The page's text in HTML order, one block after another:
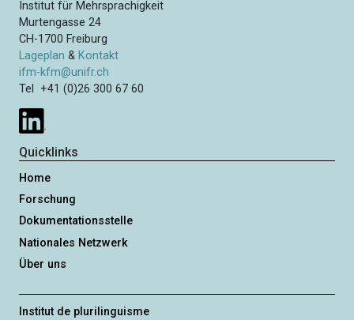
Institut für Mehrsprachigkeit
Murtengasse 24
CH-1700 Freiburg
Lageplan & Kontakt
ifm-kfm@unifr.ch
Tel +41 (0)26 300 67 60
Quicklinks
Home
Forschung
Dokumentationsstelle
Nationales Netzwerk
Über uns
Institut de plurilinguisme